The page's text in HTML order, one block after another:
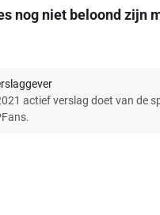
nog niet beloond zijn
actief verslag doet van de